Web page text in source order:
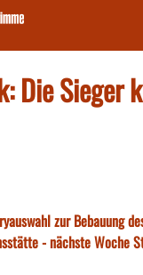
Die Sieger
zur Bebauung
- nächste Woche